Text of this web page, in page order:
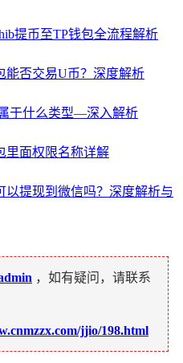
提币至TP钱包全流程解析
能否交易U币？深度解析
于什么类型—深入解析
里面权限名称详解
以提现到微信吗？深度解析与
，如有疑问，请联系
jjio/198.html